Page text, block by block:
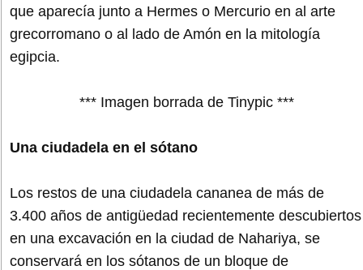
que aparecía junto a Hermes o Mercurio en al arte
grecorromano o al lado de Amón en la mitología
egipcia.
*** Imagen borrada de Tinypic ***
Una ciudadela en el sótano
Los restos de una ciudadela cananea de más de
3.400 años de antigüedad recientemente descubiertos
en una excavación en la ciudad de Nahariya, se
conservará en los sótanos de un bloque de